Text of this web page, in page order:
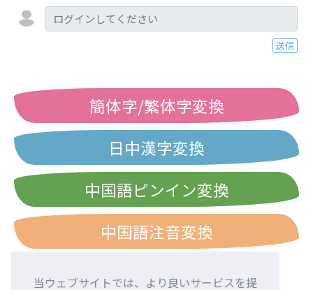
当ウェブサイトでは、より良いサービスを提
送信
簡体字/繁体字変換
日中漢字変換
中国語ピンイン変換
中国語注音変換